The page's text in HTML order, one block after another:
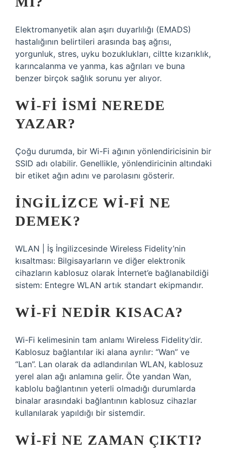
Elektromanyetik alan aşırı duyarlılığı (EMADS)
hastalığının belirtileri arasında baş ağrısı,
yorgunluk, stres, uyku bozuklukları, ciltte kızarıklık,
karıncalanma ve yanma, kas ağrıları ve buna
benzer birçok sağlık sorunu yer alıyor.
WI-FI ISMI NEREDE
YAZAR?
Çoğu durumda, bir Wi-Fi ağının yönlendiricisinin bir
SSID adı olabilir. Genellikle, yönlendiricinin altındaki
bir etiket ağın adını ve parolasını gösterir.
İNGILIZCE WI-FI NE
DEMEK?
WLAN | İş İngilizcesinde Wireless Fidelity’nin
kısaltması: Bilgisayarların ve diğer elektronik
cihazların kablosuz olarak İnternet’e bağlanabildiği
sistem: Entegre WLAN artık standart ekipmandır.
WI-FI NEDIR KISACA?
Wi-Fi kelimesinin tam anlamı Wireless Fidelity’dir.
Kablosuz bağlantılar iki alana ayrılır: “Wan” ve
“Lan”. Lan olarak da adlandırılan WLAN, kablosuz
yerel alan ağı anlamına gelir. Öte yandan Wan,
kablolu bağlantının yeterli olmadığı durumlarda
binalar arasındaki bağlantının kablosuz cihazlar
kullanılarak yapıldığı bir sistemdir.
WI-FI NE ZAMAN ÇIKTI?